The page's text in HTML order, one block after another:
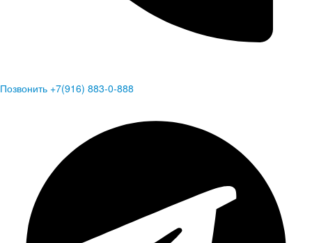
Позвонить +7(916) 883-0-888